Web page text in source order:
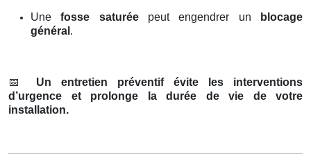
Unefosse saturéepeut engendrer un
blocage
général .
📅
Un entretien préventif évite les interventions
d’urgence et prolonge la durée de vie de votre
installation.